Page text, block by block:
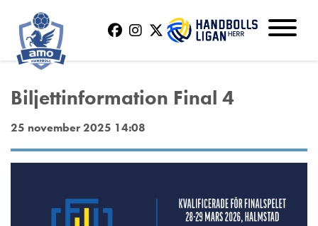
Biljettinformation Final 4
25 november 2025 14:08